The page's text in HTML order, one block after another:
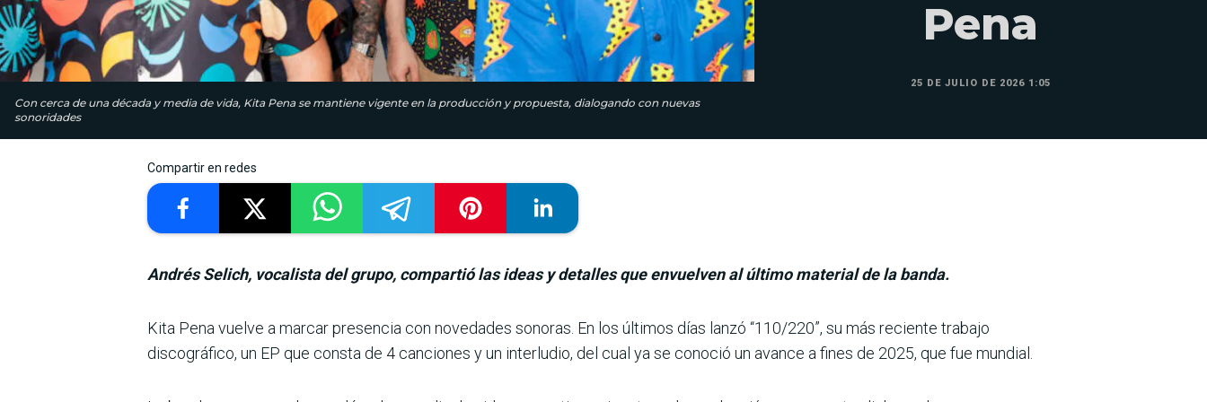
Con cerca de una década y media de vida, Kita Pena se mantiene vigente en la producción y propuesta, dialogando con nuevas
sonoridades
Pena
25 DE JULIO DE 2026 1:05
Compartir en redes
Andrés Selich, vocalista del grupo, compartió las ideas y detalles que envuelven al último material de la banda.
Kita Pena vuelve a marcar presencia con novedades sono­ras. En los últimos días lanzó “110/220”, su más reciente trabajo
discográfico, un EP que consta de 4 canciones y un interludio, del cual ya se conoció un avance a fines de 2025, que fue mundial.